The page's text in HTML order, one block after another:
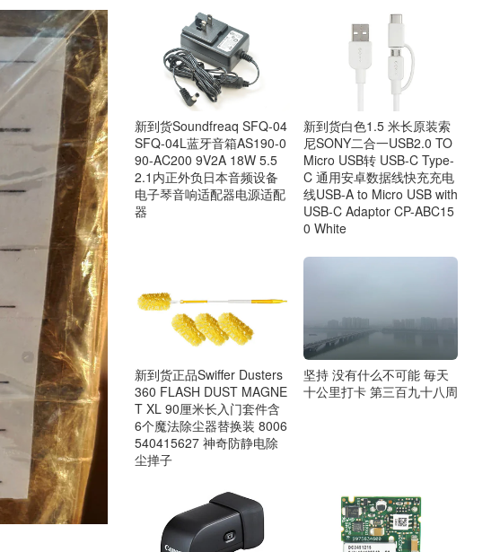
新到货Soundfreaq SFQ-04
SFQ-04L蓝牙音箱AS190-0
90-AC200 9V2A 18W 5.5
2.1内正外负日本音频设备
电子琴音响适配器电源适配
器
新到货白色1.5 米长原装索
尼SONY二合一USB2.0 TO
Micro USB转 USB-C Type-
C 通用安卓数据线快充充电
线USB-A to Micro USB with
USB-C Adaptor CP-ABC15
0 White
新到货正品Swiffer Dusters
360 FLASH DUST MAGNE
T XL 90厘米长入门套件含
6个魔法除尘器替换装 8006
540415627 神奇防静电除
尘掸子
坚持 没有什么不可能 毎天
十公里打卡 第三百九十八周